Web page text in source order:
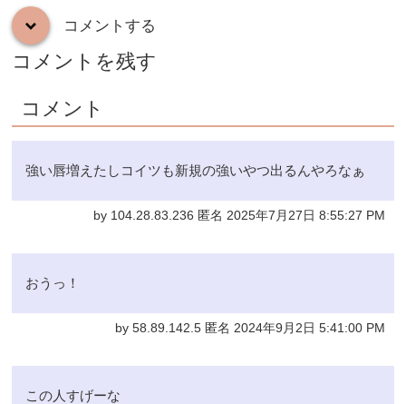
down コメントする
コメントを残す
コメント
強い唇増えたしコイツも新規の強いやつ出るんやろなぁ
by 104.28.83.236 匿名 2025年7月27日 8:55:27 PM
おうっ！
by 58.89.142.5 匿名 2024年9月2日 5:41:00 PM
この人すげーな